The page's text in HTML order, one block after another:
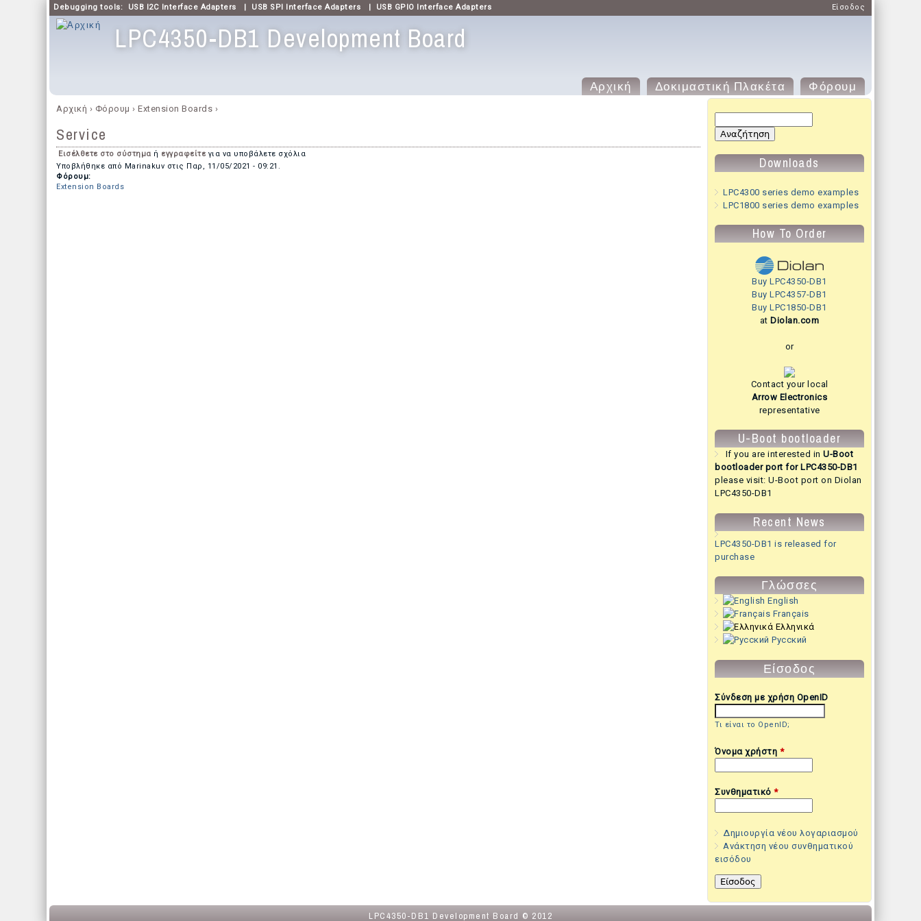
Debugging tools: USB I2C Interface Adapters | USB SPI Interface Adapters | USB GPIO Interface Adapters Είσοδος
LPC4350-DB1 Development Board
Κύριο μενού Αρχική Δοκιμαστική Πλακέτα Φόρουμ
Είστε εδώ
Αρχική › Φόρουμ › Extension Boards ›
Service
Εισέλθετε στο σύστημα ή εγγραφείτεγια να υποβάλετε σχόλια
Υποβλήθηκε από Marinakuv στις Παρ, 11/05/2021 - 09:21 .
Φόρουμ:
Extension Boards
Downloads
LPC4300 series demo examples
LPC1800 series demo examples
How To Order
Buy LPC4350-DB1
Buy LPC4357-DB1
Buy LPC1850-DB1
atDiolan.com
or
Contact your local
Arrow Electronics
representative
U-Boot bootloader
If you are interested in U-Boot
bootloader port for LPC4350-DB1
please visit: U-Boot port on Diolan
LPC4350-DB1
Recent News
LPC4350-DB1 is released for
purchase
Γλώσσες
English
Français
Ελληνικά
Русский
Είσοδος
Σύνδεση με χρήση OpenID
Τι είναι το OpenID;
Όνομα χρήστη *
Συνθηματικό *
Δημιουργία νέου λογαριασμού
Ανάκτηση νέου συνθηματικού
εισόδου
LPC4350-DB1 Development Board © 2012